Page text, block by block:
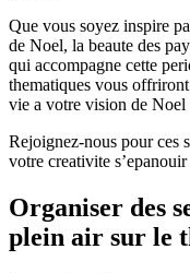
Que vous soyez inspire
de Noel, la beaute des
qui accompagne cette
thematiques vous
vie a votre vision de Noel
Rejoignez-nous pour ces
votre creativite
Organiser des
plein air sur le